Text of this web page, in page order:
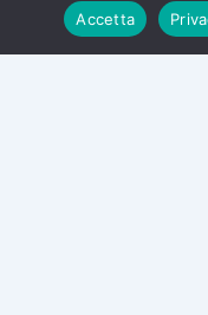
i tuoi diritti.Accetta